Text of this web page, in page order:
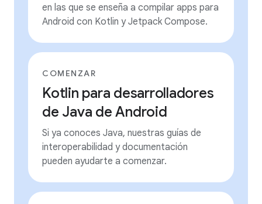
en las que se enseña a compilar apps para
Android con Kotlin y Jetpack Compose.
COMENZAR
Kotlin para desarrolladores
de Java de Android
Si ya conoces Java, nuestras guías de
interoperabilidad y documentación
pueden ayudarte a comenzar.